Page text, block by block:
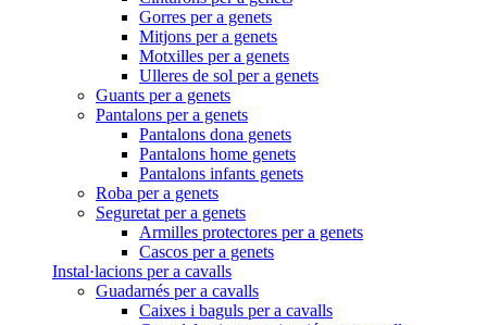
Gorres per a genets
Mitjons per a genets
Motxilles per a genets
Ulleres de sol per a genets
Guants per a genets
Pantalons per a genets
Pantalons dona genets
Pantalons home genets
Pantalons infants genets
Roba per a genets
Seguretat per a genets
Armilles protectores per a genets
Cascos per a genets
Instal·lacions per a cavalls
Guadarnés per a cavalls
Caixes i baguls per a cavalls